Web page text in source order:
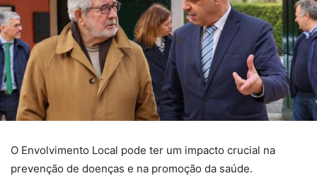
O Envolvimento Local pode ter um impacto crucial na
prevenção de doenças e na promoção da saúde.